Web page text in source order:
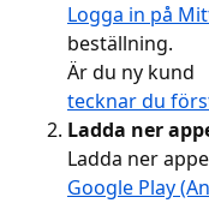
Logga in på
beställning.
Är du ny kund
tecknar du
Ladda ner
Ladda ner
Google Play